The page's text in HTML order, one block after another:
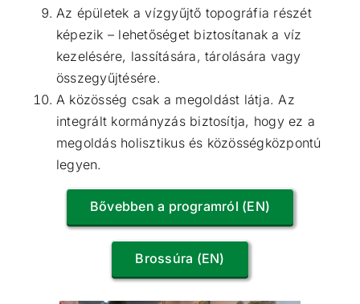
Az épületek a vízgyűjtő topográfia részét
képezik – lehetőséget biztosítanak a víz
kezelésére, lassítására, tárolására vagy
összegyűjtésére.
A közösség csak a megoldást látja. Az
integrált kormányzás biztosítja, hogy ez a
megoldás holisztikus és közösségközpontú
legyen.
Bővebben a programról (EN)
Brossúra (EN)